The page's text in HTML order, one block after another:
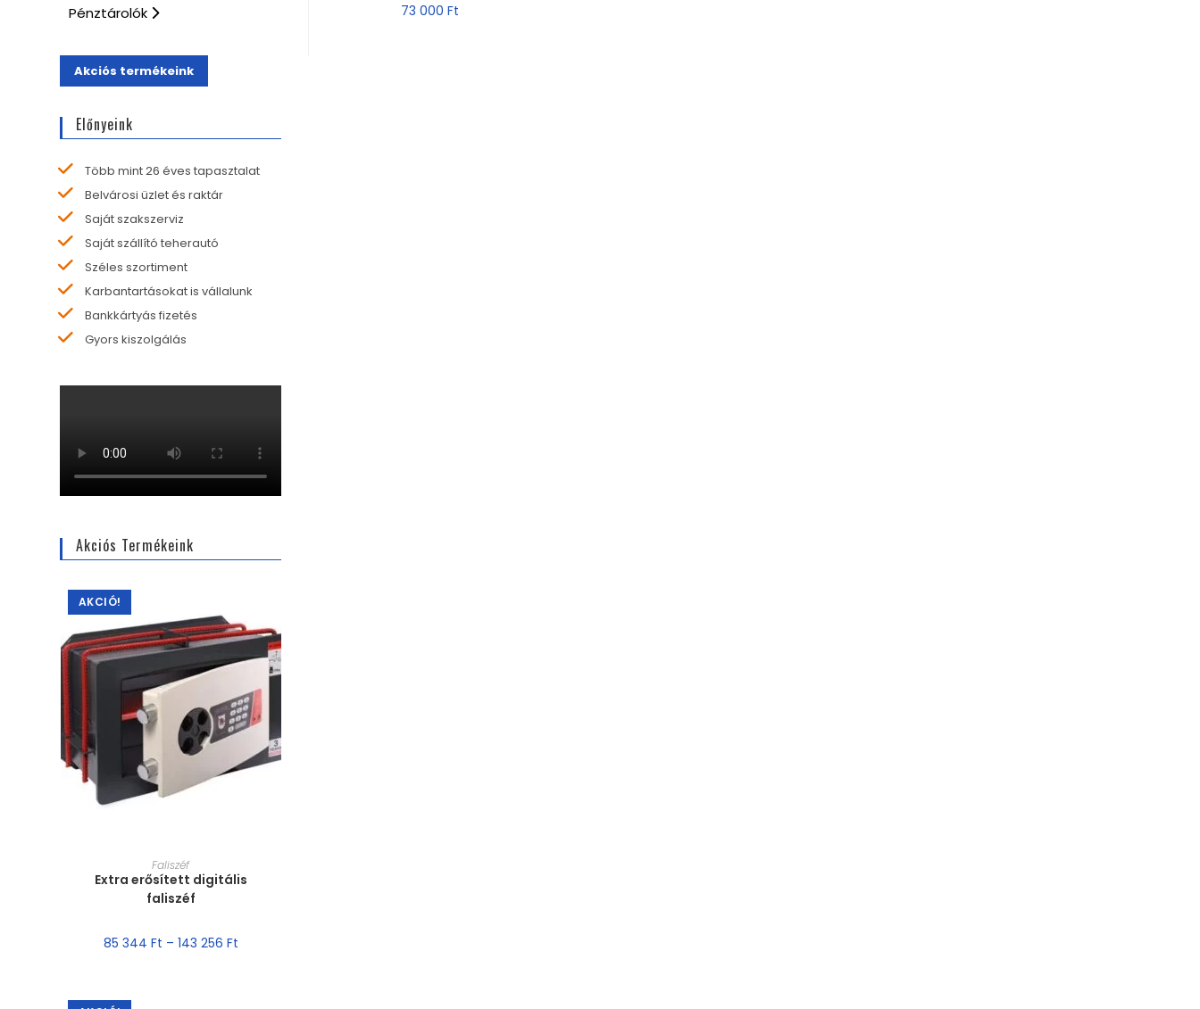
73 000 Ft
Pénztárolók
Akciós termékeink
Előnyeink
Több mint 26 éves tapasztalat
Belvárosi üzlet és raktár
Saját szakszerviz
Saját szállító teherautó
Széles szortiment
Karbantartásokat is vállalunk
Bankkártyás fizetés
Gyors kiszolgálás
Akciós Termékeink
AKCIÓ!
MÉRET VÁLASZTÁSA
Faliszéf
Extra erősített digitális
faliszéf
85 344 Ft – 143 256 Ft